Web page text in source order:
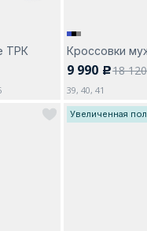
ТРК Кроссовки
9 990 c18
39, 40, 41
Увеличенная